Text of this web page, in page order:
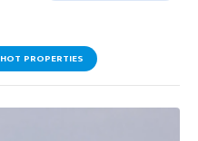
HOT PROPERTIES